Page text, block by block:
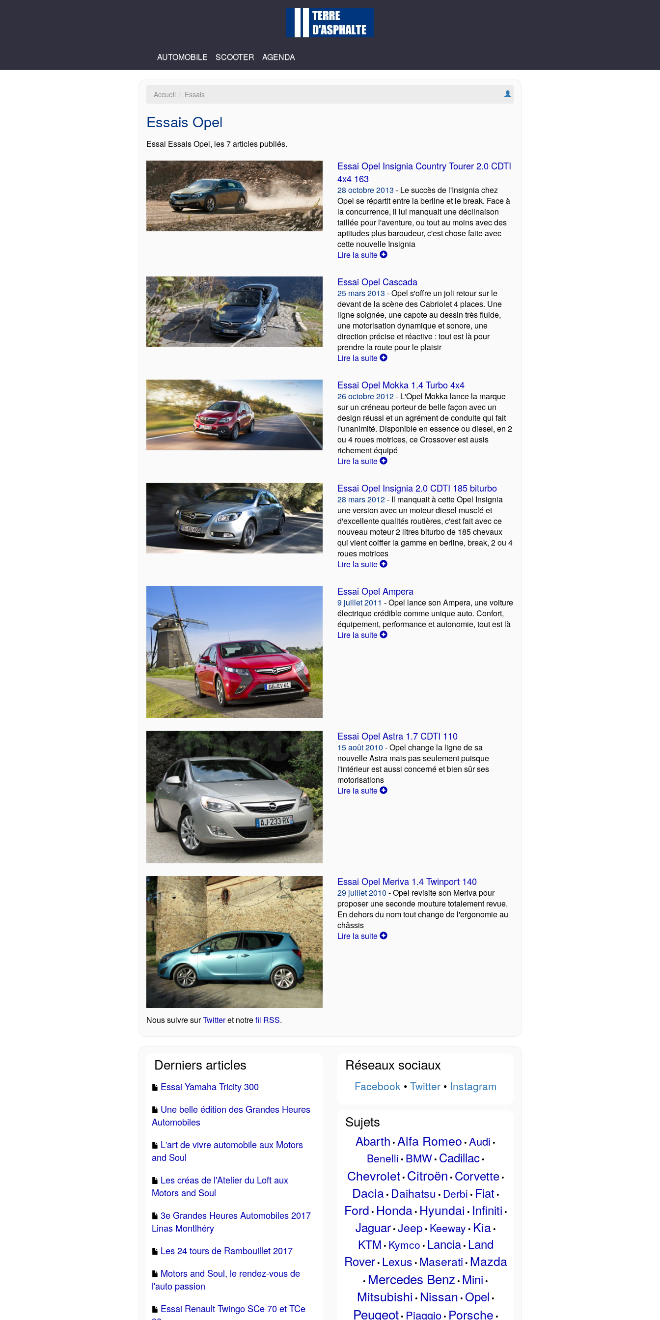
AUTOMOBILE SCOOTER AGENDA
Accueil Essais
Essais Opel
Essai Essais Opel, les 7 articles publiés.
Essai Opel Insignia Country Tourer 2.0 CDTI
4x4 163
28 octobre 2013 - Le succès de l'Insignia chez
Opel se répartit entre la berline et le break. Face à
la concurrence, il lui manquait une déclinaison
taillée pour l'aventure, ou tout au moins avec des
aptitudes plus baroudeur, c'est chose faite avec
cette nouvelle Insignia
Lire la suite
Essai Opel Cascada
25 mars 2013 - Opel s'offre un joli retour sur le
devant de la scène des Cabriolet 4 places. Une
ligne soignée, une capote au dessin très fluide,
une motorisation dynamique et sonore, une
direction précise et réactive : tout est là pour
prendre la route pour le plaisir
Lire la suite
Essai Opel Mokka 1.4 Turbo 4x4
26 octobre 2012- L'Opel Mokka lance la marque
sur un créneau porteur de belle façon avec un
design réussi et un agrément de conduite qui fait
l'unanimité. Disponible en essence ou diesel, en 2
ou 4 roues motrices, ce Crossover est ausis
richement équipé
Lire la suite
Essai Opel Insignia 2.0 CDTI 185 biturbo
28 mars 2012- Il manquait à cette Opel Insignia
une version avec un moteur diesel musclé et
d'excellente qualités routières, c'est fait avec ce
nouveau moteur 2 litres biturbo de 185 chevaux
qui vient coiffer la gamme en berline, break, 2 ou 4
roues motrices
Lire la suite
Essai Opel Ampera
9 juillet 2011 - Opel lance son Ampera, une voiture
électrique crédible comme unique auto. Confort,
équipement, performance et autonomie, tout est là
Lire la suite
Essai Opel Astra 1.7 CDTI 110
15 août 2010 - Opel change la ligne de sa
nouvelle Astra mais pas seulement puisque
l'intérieur est aussi concerné et bien sûr ses
motorisations
Lire la suite
Essai Opel Meriva 1.4 Twinport 140
29 juillet 2010 - Opel revisite son Meriva pour
proposer une seconde mouture totalement revue.
En dehors du nom tout change de l'ergonomie au
châssis
Lire la suite
Nous suivre surTwitteret notrefil RSS.
Derniers articles
Essai Yamaha Tricity 300
Une belle édition des Grandes Heures
Automobiles
L'art de vivre automobile aux Motors
and Soul
Les créas de l'Atelier du Loft aux
Motors and Soul
3e Grandes Heures Automobiles 2017
Linas Montlhéry
Les 24 tours de Rambouillet 2017
Motors and Soul, le rendez-vous de
l'auto passion
Essai Renault Twingo SCe 70 et TCe
Réseaux sociaux
Facebook • Twitter• Instagram
Sujets
Abarth • Alfa Romeo • Audi •
Benelli • BMW• Cadillac•
Chevrolet• Citroën • Corvette•
Dacia• Daihatsu • Derbi • Fiat •
Ford • Honda• Hyundai • Infiniti •
Jaguar• Jeep • Keeway • Kia•
KTM • Kymco • Lancia• Land
Rover• Lexus • Maserati • Mazda
• Mercedes Benz • Mini •
Mitsubishi • Nissan • Opel •
Peugeot• Piaggio• Porsche •